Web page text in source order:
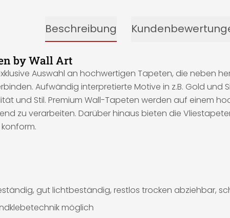
Beschreibung
by Wall Art
Auswahl an hochwertigen Tapeten, die
Aufwändig interpretierte Motive in z.B. Gold
und Stil. Premium Wall-Tapeten werden auf einem
zu verarbeiten. Darüber hinaus bieten die
gut lichtbeständig, restlos trocken abziehbar,
möglich